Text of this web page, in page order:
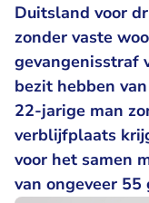
Duitsland voor
zonder vaste
gevangenisstraf
bezit hebben
22-jarige man
verblijfplaats
voor het samen
van ongeveer 55